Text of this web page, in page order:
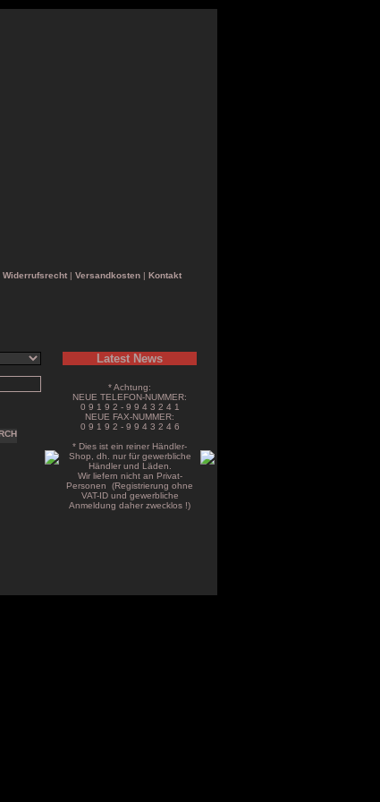
Widerrufsrecht| Versandkosten| Kontakt
Latest News
* Achtung:
NEUE TELEFON-NUMMER:
0 9 1 9 2 - 9 9 4 3 2 4 1
NEUE FAX-NUMMER:
0 9 1 9 2 - 9 9 4 3 2 4 6
* Dies ist ein reiner Händler-
Shop, dh. nur für gewerbliche
Händler und Läden.
Wir liefern nicht an Privat-
Personen (Registrierung ohne
VAT-ID und gewerbliche
Anmeldung daher zwecklos !)